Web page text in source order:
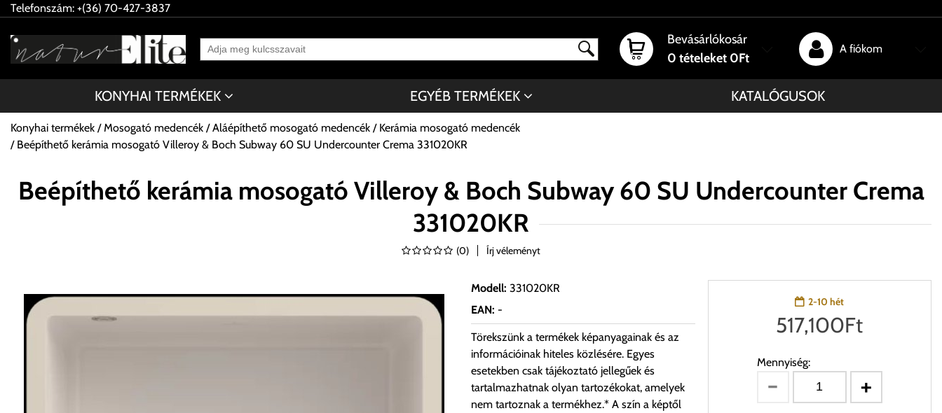
Telefonszám: +(36) 70-427-3837
Bevásárlókosár
0 tételeket 0Ft
A fiókom
KONYHAI TERMÉKEK EGYÉB TERMÉKEK KATALÓGUSOK
Konyhai termékek Mosogató medencék Aláépíthető mosogató medencék
Kerámia mosogató medencék
Beépíthető kerámia mosogató Villeroy & Boch Subway 60 SU Undercounter Crema 331020KR
Beépíthető kerámia mosogató Villeroy & Boch Subway 60 SU Undercounter Crema
331020KR
(0) Írj véleményt
Modell: 331020KR
EAN: -
Törekszünk a termékek képanyagainak és az
információinak hiteles közlésére. Egyes
esetekben csak tájékoztató jellegűek és
tartalmazhatnak olyan tartozékokat, amelyek
nem tartoznak a termékhez.* A szín a képtől
2-10 hét
517,100Ft
Mennyiség: